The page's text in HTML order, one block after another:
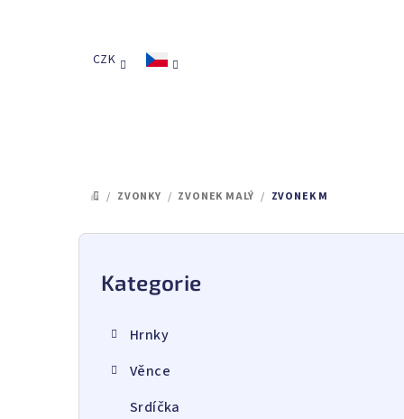
CZK
DOMŮ
/ ZVONKY / ZVONEK MALÝ / ZVONEK M
P
Přeskočit
kategorie
Kategorie
Hrnky
Věnce
Srdíčka